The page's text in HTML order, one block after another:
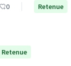
0 Retenue
Retenue